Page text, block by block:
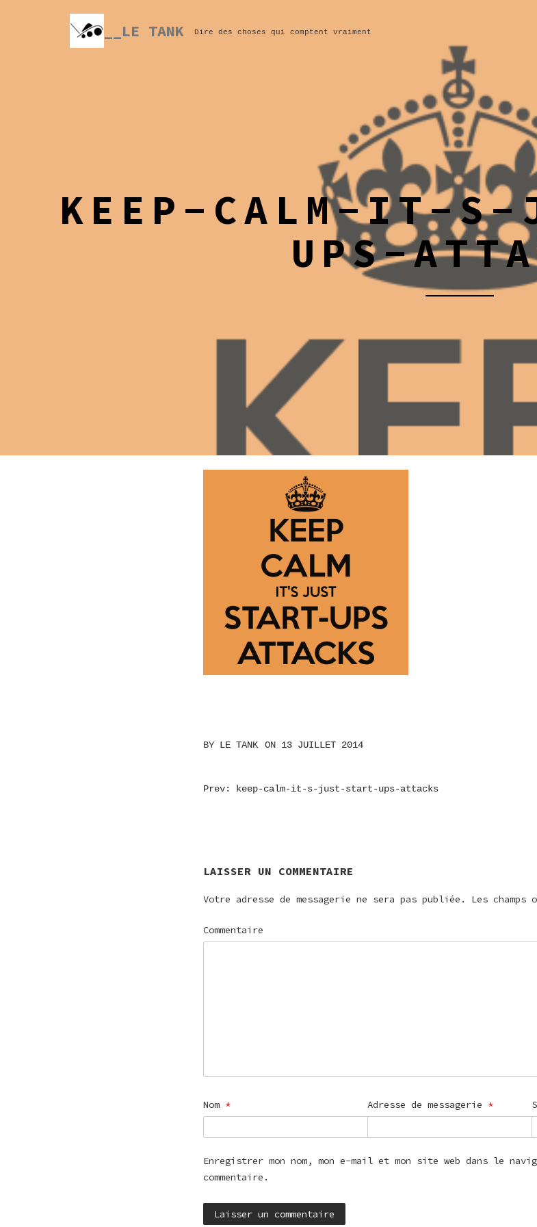
__LE TANK Dire des choses qui comptent vraiment
KEEP-CALM-IT-S-
UPS-
BY LE TANK ON 13 JUILLET 2014
NAVIGATION
Prev: keep-calm-it-s-just-start-ups-attacks
LAISSER UN COMMENTAIRE
Votre adresse de messagerie ne sera pas publiée. Les
Commentaire
Nom * Adresse de messagerie *
Enregistrer mon nom, mon e-mail et mon site web dans le
commentaire.